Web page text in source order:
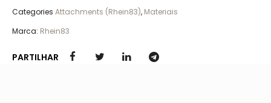
Categories Attachments (Rhein83), Materiais
Marca: Rhein83
PARTILHAR